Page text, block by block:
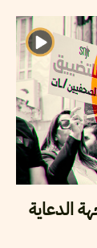
الدعاية